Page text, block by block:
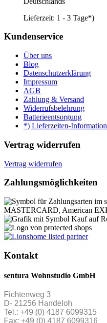
Lieferzeit: 1 - 3 Tage*)
Kundenservice
Über uns
Blog
Datenschutzerklärung
Impressum
AGB
Zahlung & Versand
Widerrufsbelehrung
Batterieentsorgung
*) Lieferzeiten-Information
Vertrag widerrufen
Vertrag widerrufen
Zahlungsmöglichkeiten
Kontakt
sentura Wohnstudio GmbH
Fichtenweg 3
D- 21256 Handeloh
Tel.: +49 (0) 4187 6099315
Fax: +49 (0) 4187 6099316